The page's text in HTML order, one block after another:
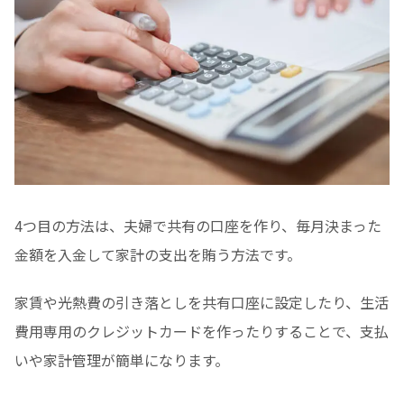
4つ目の方法は、夫婦で共有の口座を作り、毎月決まった
金額を入金して家計の支出を賄う方法です。
家賃や光熱費の引き落としを共有口座に設定したり、生活
費用専用のクレジットカードを作ったりすることで、支払
いや家計管理が簡単になります。